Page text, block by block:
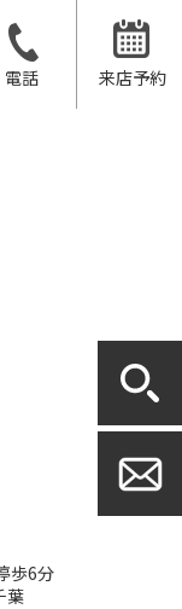
電話
来店予約
歩6分
葉